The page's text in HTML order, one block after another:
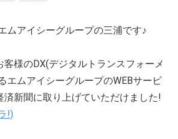
ムアイシーグループの三浦です♪
様のDX(デジタルトランスフォーメ
エムアイシーグループのWEBサービ
済新聞に取り上げていただけました!
!)